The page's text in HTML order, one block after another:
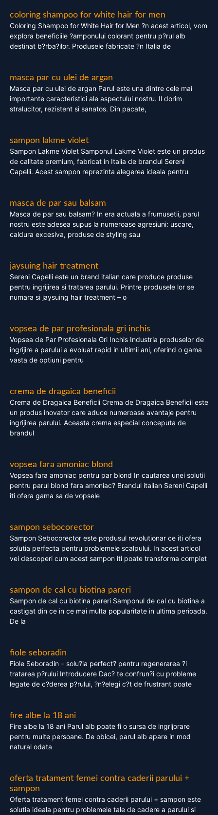
coloring shampoo for white hair for men
Coloring Shampoo for White Hair for Men ?n acest articol, vom
explora beneficiile ?amponului colorant pentru p?rul alb
destinat b?rba?ilor. Produsele fabricate ?n Italia de
masca par cu ulei de argan
Masca par cu ulei de argan Parul este una dintre cele mai
importante caracteristici ale aspectului nostru. Il dorim
stralucitor, rezistent si sanatos. Din pacate,
sampon lakme violet
Sampon Lakme Violet Samponul Lakme Violet este un produs
de calitate premium, fabricat in Italia de brandul Sereni
Capelli. Acest sampon reprezinta alegerea ideala pentru
masca de par sau balsam
Masca de par sau balsam? In era actuala a frumusetii, parul
nostru este adesea supus la numeroase agresiuni: uscare,
caldura excesiva, produse de styling sau
jaysuing hair treatment
Sereni Capelli este un brand italian care produce produse
pentru ingrijirea si tratarea parului. Printre produsele lor se
numara si jaysuing hair treatment – o
vopsea de par profesionala gri inchis
Vopsea de Par Profesionala Gri Inchis Industria produselor de
ingrijire a parului a evoluat rapid in ultimii ani, oferind o gama
vasta de optiuni pentru
crema de dragaica beneficii
Crema de Dragaica Beneficii Crema de Dragaica Beneficii este
un produs inovator care aduce numeroase avantaje pentru
ingrijirea parului. Aceasta crema especial conceputa de
brandul
vopsea fara amoniac blond
Vopsea fara amoniac pentru par blond In cautarea unei solutii
pentru parul blond fara amoniac? Brandul italian Sereni Capelli
iti ofera gama sa de vopsele
sampon sebocorector
Sampon Sebocorector este produsul revolutionar ce iti ofera
solutia perfecta pentru problemele scalpului. In acest articol
vei descoperi cum acest sampon iti poate transforma complet
sampon de cal cu biotina pareri
Sampon de cal cu biotina pareri Samponul de cal cu biotina a
castigat din ce in ce mai multa popularitate in ultima perioada.
De la
fiole seboradin
Fiole Seboradin – solu?ia perfect? pentru regenerarea ?i
tratarea p?rului Introducere Dac? te confrun?i cu probleme
legate de c?derea p?rului, ?n?elegi c?t de frustrant poate
fire albe la 18 ani
Fire albe la 18 ani Parul alb poate fi o sursa de ingrijorare
pentru multe persoane. De obicei, parul alb apare in mod
natural odata
oferta tratament femei contra caderii parului +
sampon
Oferta tratament femei contra caderii parului + sampon este
solutia ideala pentru problemele tale de cadere a parului si